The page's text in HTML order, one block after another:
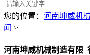
您的位置： 河南坤威机
闻 >
河南坤威机械制造有限